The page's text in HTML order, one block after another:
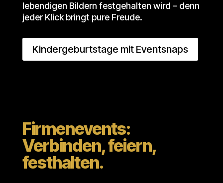
lebendigen Bildern festgehalten wird – denn
jeder Klick bringt pure Freude.
Kindergeburtstage mit Eventsnaps
Firmenevents:
Verbinden, feiern,
festhalten.